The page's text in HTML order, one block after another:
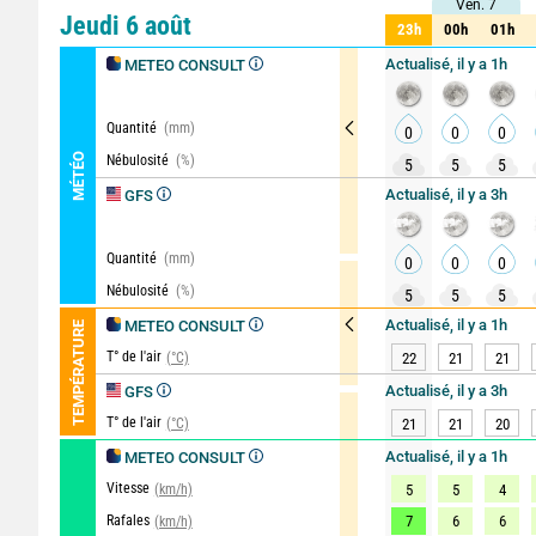
Comparateur détaillé
Jeudi 6 août
MÉTÉO
METEO CONSULT
Quantité (mm)
Nébulosité (%)
GFS
Quantité (mm)
Nébulosité (%)
TEMPÉRATURE METEO CONSULT
T° de l'air (°C)
GFS
T° de l'air (°C)
METEO CONSULT
Vitesse (km/h)
Rafales (km/h)
Ven. 7
23h 00h 01h
Ven. 7
23h 00h 01h
Actualisé, il y a 1h
0 0 0
5
5 5
Actualisé, il y a 3h
0 0 0
5
5 5
Actualisé, il y a 1h
22
21 21
Actualisé, il y a 3h
21
21 20
Actualisé, il y a 1h
5
5 4
7
6 6